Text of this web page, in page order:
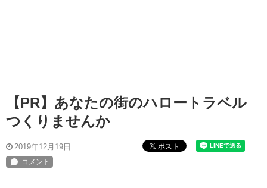
【PR】あなたの街のハロートラベル
つくりませんか
2019年12月19日 ポスト